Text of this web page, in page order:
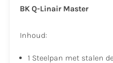
BK Q-Linair Master
​Inhoud:
1 Steelpan met stalen